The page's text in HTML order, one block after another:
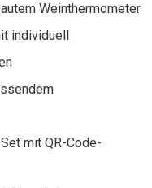
Weinthermometer
individuell
mit QR-Code-